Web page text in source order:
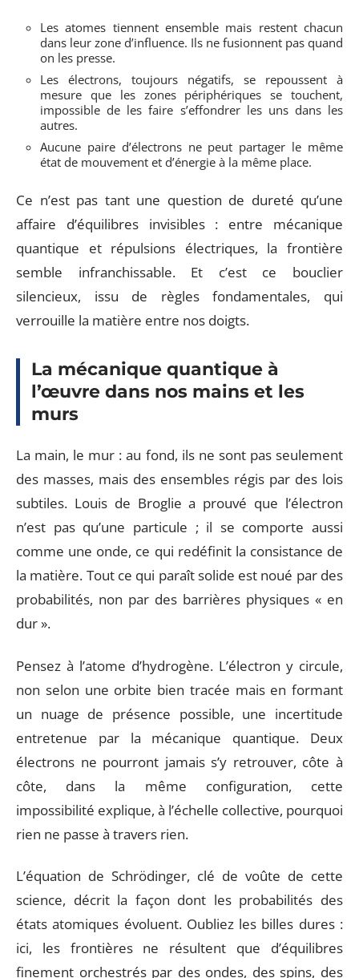
Les atomes tiennent ensemble mais restent chacun
dans leur zone d’influence. Ils ne fusionnent pas quand
on les presse.
Les électrons, toujours négatifs, se repoussent à
mesure que les zones périphériques se touchent,
impossible de les faire s’effondrer les uns dans les
autres.
Aucune paire d’électrons ne peut partager le même
état de mouvement et d’énergie à la même place.
Ce n’est pas tant une question de dureté qu’une
affaire d’équilibres invisibles : entre mécanique
quantique et répulsions électriques, la frontière
semble infranchissable. Et c’est ce bouclier
silencieux, issu de règles fondamentales, qui
verrouille la matière entre nos doigts.
La mécanique quantique à
l’œuvre dans nos mains et les
murs
La main, le mur : au fond, ils ne sont pas seulement
des masses, mais des ensembles régis par des lois
subtiles. Louis de Broglie a prouvé que l’électron
n’est pas qu’une particule ; il se comporte aussi
comme une onde, ce qui redéfinit la consistance de
la matière. Tout ce qui paraît solide est noué par des
probabilités, non par des barrières physiques « en
dur ».
Pensez à l’atome d’hydrogène. L’électron y circule,
non selon une orbite bien tracée mais en formant
un nuage de présence possible, une incertitude
entretenue par la mécanique quantique. Deux
électrons ne pourront jamais s’y retrouver, côte à
côte, dans la même configuration, cette
impossibilité explique, à l’échelle collective, pourquoi
rien ne passe à travers rien.
L’équation de Schrödinger, clé de voûte de cette
science, décrit la façon dont les probabilités des
états atomiques évoluent. Oubliez les billes dures :
ici, les frontières ne résultent que d’équilibres
finement orchestrés par des ondes, des spins, des